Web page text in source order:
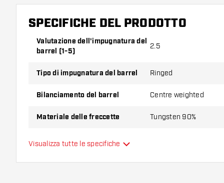
SPECIFICHE DEL PRODOTTO
Valutazione dell'impugnatura del
barrel (1-5)
2.5
Tipo di impugnatura del barrel Ringed
Bilanciamento del barrel Centre weighted
Materiale delle freccette Tungsten 90%
barrel
Visualizza tutte le specifiche